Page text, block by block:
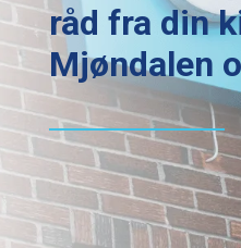
råd fra din
Mjøndalen